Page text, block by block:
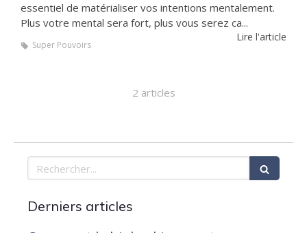
essentiel de matérialiser vos intentions mentalement.
Plus votre mental sera fort, plus vous serez ca...
Lire l'article
Super Pouvoirs
2 articles
Rechercher
Derniers articles